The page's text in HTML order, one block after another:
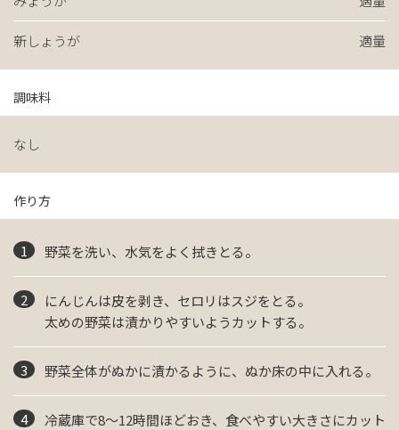
新しょうが 適量
調味料
なし
作り方
野菜を洗い、水気をよく拭きとる。
にんじんは皮を剥き、セロリはスジをとる。
太めの野菜は漬かりやすいようカットする。
野菜全体がぬかに漬かるように、ぬか床の中に入れる。
冷蔵庫で8〜12時間ほどおき、食べやすい大きさにカット